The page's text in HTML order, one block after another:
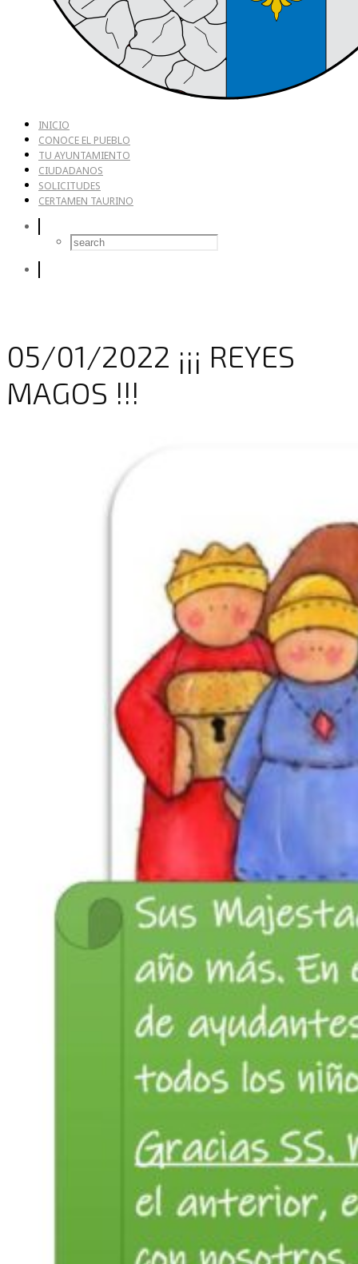
INICIO
CONOCE EL PUEBLO
TU AYUNTAMIENTO
CIUDADANOS
SOLICITUDES
CERTAMEN TAURINO
05/01/2022 ¡¡¡ REYES
MAGOS !!!